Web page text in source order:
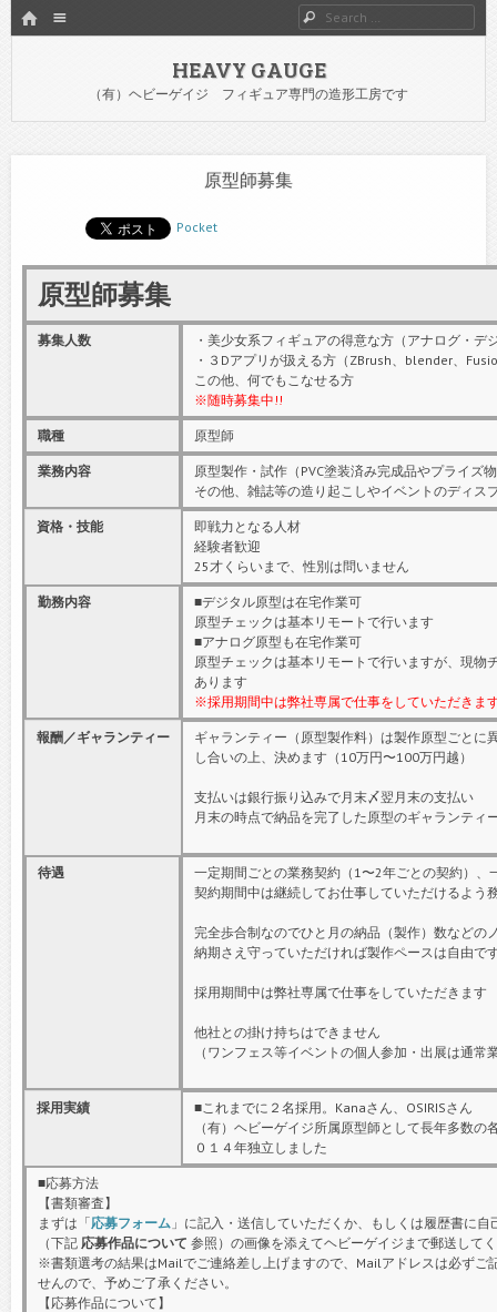
HOME Search
HEAVY GAUGE
（有）ヘビーゲイジ フィギュア専門の造形工房です
原型師募集
Pocket
原型師募集
募集人数
・美少女系フィギュアの得意な方（アナログ・デ
・３Dアプリが扱える方（ZBrush、blender、
この他、何でもこなせる方
※随時募集中!!
職種 原型師
業務内容
原型製作・試作（PVC塗装済み完成品やプライズ
その他、雑誌等の造り起こしやイベントのディス
資格・技能
即戦力となる人材
経験者歓迎
25才くらいまで、性別は問いません
勤務内容
■デジタル原型は在宅作業可
原型チェックは基本リモートで行います
■アナログ原型も在宅作業可
原型チェックは基本リモートで行いますが、現物
あります
※採用期間中は弊社専属で仕事をしていただきま
報酬／ギャランティー
ギャランティー（原型製作料）は製作原型ごとに
し合いの上、決めます（10万円〜100万円越）
支払いは銀行振り込みで月末〆翌月末の支払い
月末の時点で納品を完了した原型のギャランティ
待遇
一定期間ごとの業務契約（1〜2年ごとの契約）、
契約期間中は継続してお仕事していただけるよう
完全歩合制なのでひと月の納品（製作）数などの
納期さえ守っていただければ製作ペースは自由で
採用期間中は弊社専属で仕事をしていただきます
他社との掛け持ちはできません
（ワンフェス等イベントの個人参加・出展は通常
採用実績
■これまでに２名採用。Kanaさん、OSIRISさん
（有）ヘビーゲイジ所属原型師として長年多数
０１４年独立しました
■応募方法
【書類審査】
まずは「応募フォーム 」に記入・送信していただくか、もしくは履歴書に
（下記 応募作品について 参照）の画像を添えてヘビーゲイジまで郵送して
※書類選考の結果はMailでご連絡差し上げますので、Mailアドレスは必ずご
せんので、予めご了承ください。
【応募作品について】